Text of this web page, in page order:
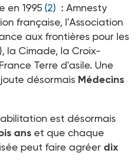
en 1995 (2) : Amnesty
française, l'Association
aux frontières pour les
la Cimade, la Croix-
Terre d'asile. Une
désormais Médecins
est désormais
ans et que chaque
peut faire agréer dix